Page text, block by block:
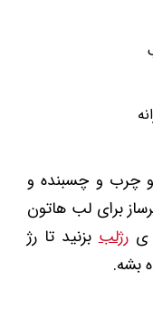
چرب و چسبنده و
برای لب هاتون
رژلببزنید تا رژ
بشه.